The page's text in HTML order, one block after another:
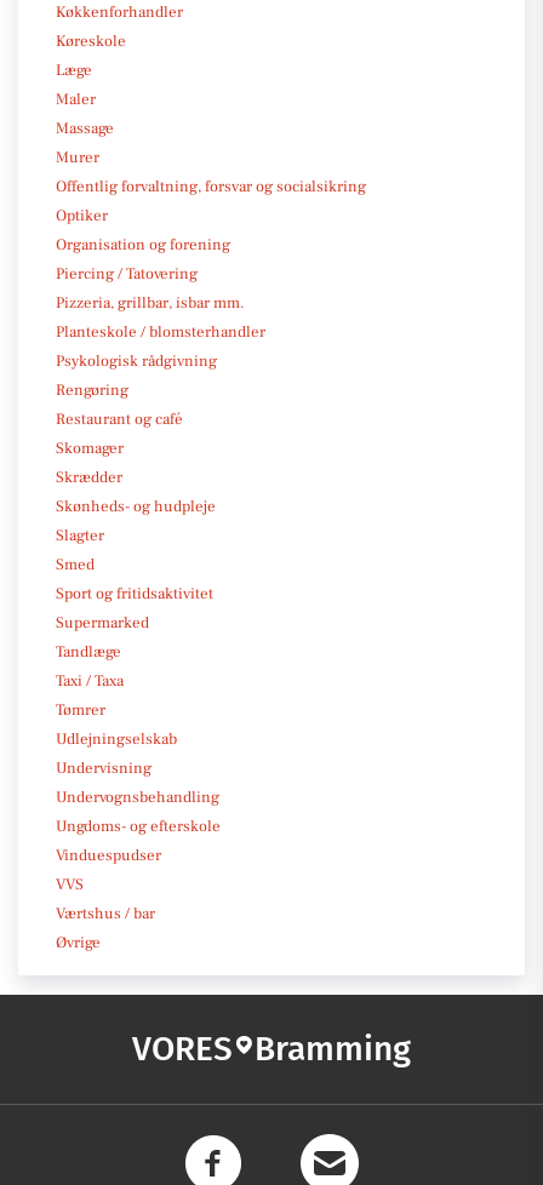
Køkkenforhandler
Køreskole
Læge
Maler
Massage
Murer
Offentlig forvaltning, forsvar og socialsikring
Optiker
Organisation og forening
Piercing / Tatovering
Pizzeria, grillbar, isbar mm.
Planteskole / blomsterhandler
Psykologisk rådgivning
Rengøring
Restaurant og café
Skomager
Skrædder
Skønheds- og hudpleje
Slagter
Smed
Sport og fritidsaktivitet
Supermarked
Tandlæge
Taxi / Taxa
Tømrer
Udlejningselskab
Undervisning
Undervognsbehandling
Ungdoms- og efterskole
Vinduespudser
VVS
Værtshus / bar
Øvrige
VORES Bramming